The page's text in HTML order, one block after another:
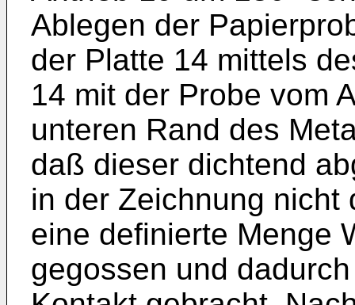
Ablegen der
der Platte 14 mittels
14 mit der Probe vom
unteren Rand des
daß dieser dichtend
in der Zeichnung nicht
eine defi­nierte Menge
gegossen und